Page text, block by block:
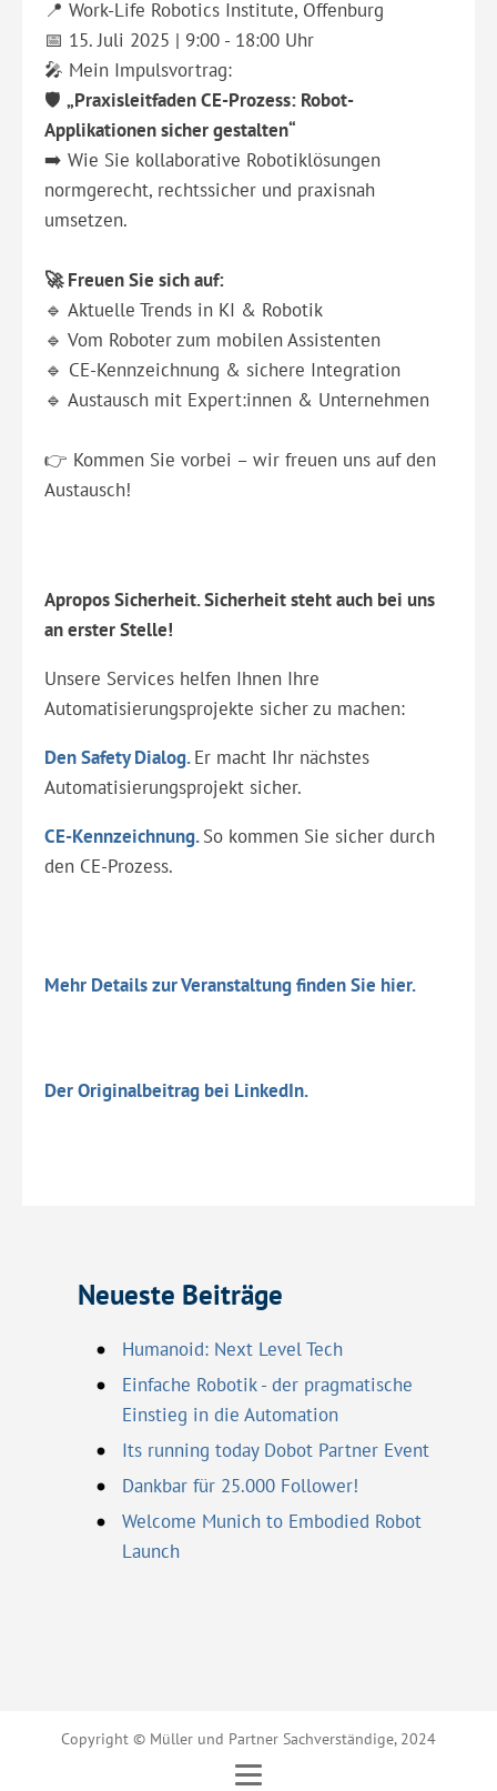
📍 Work-Life Robotics Institute, Offenburg
📅 15. Juli 2025 | 9:00 - 18:00 Uhr
🎤 Mein Impulsvortrag:
🛡️ „Praxisleitfaden CE-Prozess: Robot-
Applikationen sicher gestalten“
➡️ Wie Sie kollaborative Robotiklösungen
normgerecht, rechtssicher und praxisnah
umsetzen.
🚀 Freuen Sie sich auf:
🔹 Aktuelle Trends in KI & Robotik
🔹 Vom Roboter zum mobilen Assistenten
🔹 CE-Kennzeichnung & sichere Integration
🔹 Austausch mit Expert:innen & Unternehmen
👉 Kommen Sie vorbei – wir freuen uns auf den
Austausch!
Apropos Sicherheit. Sicherheit steht auch bei uns
an erster Stelle!
Unsere Services helfen Ihnen Ihre
Automatisierungsprojekte sicher zu machen:
Den Safety Dialog.Er macht Ihr nächstes
Automatisierungsprojekt sicher.
CE-Kennzeichnung.So kommen Sie sicher durch
den CE-Prozess.
Mehr Details zur Veranstaltung finden Sie hier.
Der Originalbeitrag bei LinkedIn.
Neueste Beiträge
Humanoid: Next Level Tech
Einfache Robotik - der pragmatische
Einstieg in die Automation
Its running today Dobot Partner Event
Dankbar für 25.000 Follower!
Welcome Munich to Embodied Robot
Launch
Copyright © Müller und Partner Sachverständige, 2024